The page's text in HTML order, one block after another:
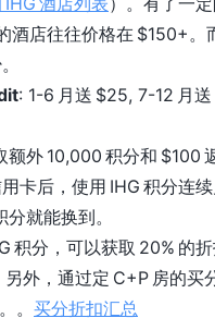
店往往价格在 $150+。
: 1-6 月送 $25, 7-12 月
额外 10,000 积分和 $100
卡后，使用 IHG 积分连
就能换到。
积分，可以获取 20% 的
外，通过定 C+P 房的买
。 买分折扣汇总